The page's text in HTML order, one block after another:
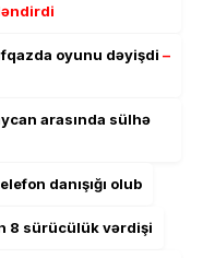
oyunu dəyişdi –
arasında sülhə
danışığı olub
8 sürücülük vərdişi